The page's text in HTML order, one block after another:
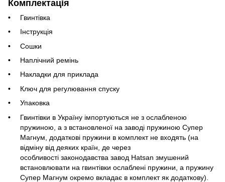
Комплектація
Гвинтівка
Інструкція
Сошки
Наплічний ремінь
Накладки для приклада
Ключ для регулювання спуску
Упаковка
Гвинтівки в Україну імпортуються не з ослабленою
пружиною, а з встановленої на заводі пружиною Супер
Магнум, додаткові пружини в комплект не входять (на
відміну від деяких країн, де через
особливості законодавства завод Hatsan змушений
встановлювати на гвинтівки ослаблені пружини, а пружину
Супер Магнум окремо вкладає в комплект як додаткову).